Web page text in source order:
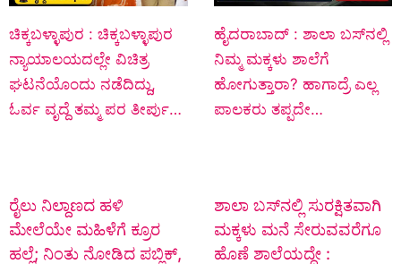
ಚಿಕ್ಕಬಳ್ಳಾಪುರ : ಚಿಕ್ಕಬಳ್ಳಾಪುರ
ನ್ಯಾಯಾಲಯದಲ್ಲೇ ವಿಚಿತ್ರ
ಘಟನೆಯೊಂದು ನಡೆದಿದ್ದು,
ಓರ್ವ ವೃದ್ದೆ ತಮ್ಮ ಪರ ತೀರ್ಪು…
ಹೈದರಾಬಾದ್ : ಶಾಲಾ ಬಸ್‌ನಲ್ಲಿ
ನಿಮ್ಮ ಮಕ್ಕಳು ಶಾಲೆಗೆ
ಹೋಗುತ್ತಾರಾ? ಹಾಗಾದ್ರೆ ಎಲ್ಲ
ಪಾಲಕರು ತಪ್ಪದೇ…
ರೈಲು ನಿಲ್ದಾಣದ ಹಳಿ
ಮೇಲೆಯೇ ಮಹಿಳೆಗೆ ಕ್ರೂರ
ಹಲ್ಲೆ; ನಿಂತು ನೋಡಿದ ಪಬ್ಲಿಕ್‌,
ಶಾಲಾ ಬಸ್‌ನಲ್ಲಿ ಸುರಕ್ಷಿತವಾಗಿ
ಮಕ್ಕಳು ಮನೆ ಸೇರುವವರೆಗೂ
ಹೊಣೆ ಶಾಲೆಯದ್ದೇ :